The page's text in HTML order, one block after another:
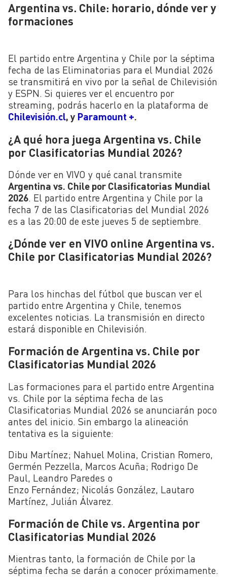
Argentina vs. Chile: horario, dónde ver y
formaciones
El partido entre Argentina y Chile por la séptima
fecha de las Eliminatorias para el Mundial 2026
se transmitirá en vivo por la señal de Chilevisión
y ESPN. Si quieres ver el encuentro por
streaming, podrás hacerlo en la plataforma de
Chilevisión.cl, y Paramount +.
¿A qué hora juega Argentina vs. Chile
por Clasificatorias Mundial 2026?
Dónde ver en VIVO y qué canal transmite
Argentina vs. Chile por Clasificatorias Mundial
2026. El partido entre Argentina y Chile por la
fecha 7 de las Clasificatorias del Mundial 2026
es a las 20:00 de este jueves 5 de septiembre.
¿Dónde ver en VIVO online Argentina vs.
Chile por Clasificatorias Mundial 2026?
Para los hinchas del fútbol que buscan ver el
partido entre Argentina y Chile, tenemos
excelentes noticias. La transmisión en directo
estará disponible en Chilevisión.
Formación de Argentina vs. Chile por
Clasificatorias Mundial 2026
Las formaciones para el partido entre Argentina
vs. Chile por la séptima fecha de las
Clasificatorias Mundial 2026 se anunciarán poco
antes del inicio. Sin embargo la alineación
tentativa es la siguiente:
Dibu Martínez; Nahuel Molina, Cristian Romero,
Germén Pezzella, Marcos Acuña; Rodrigo De
Paul, Leandro Paredes o
Enzo Fernández; Nicolás González, Lautaro
Martínez, Julián Álvarez.
Formación de Chile vs. Argentina por
Clasificatorias Mundial 2026
Mientras tanto, la formación de Chile por la
séptima fecha se darán a conocer próximamente.